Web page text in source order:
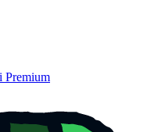
Premium